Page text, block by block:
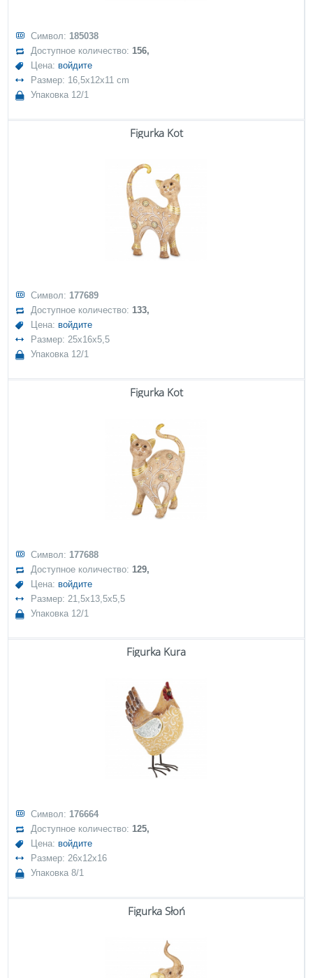
Символ: 185038
Доступное количество:156,
Цена: войдите
Размер: 16,5x12x11 cm
Упаковка 12/1
Figurka Kot
Символ: 177689
Доступное количество:133,
Цена: войдите
Размер: 25x16x5,5
Упаковка 12/1
Figurka Kot
Символ: 177688
Доступное количество:129,
Цена: войдите
Размер: 21,5x13,5x5,5
Упаковка 12/1
Figurka Kura
Символ: 176664
Доступное количество:125,
Цена: войдите
Размер: 26x12x16
Упаковка 8/1
Figurka Słoń